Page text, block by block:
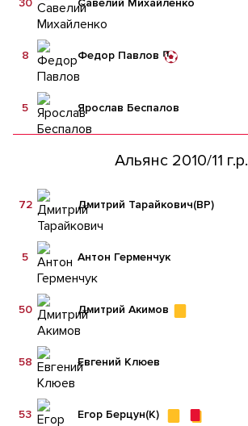
Федор Павлов
8
Ярослав Беспалов
5
Альянс 2010/11 г.р.
Дмитрий Тарайкович(ВР)
72
Антон Герменчук
5
Дмитрий Акимов
50
Евгений Клюев
58
Егор Берцун(К)
53